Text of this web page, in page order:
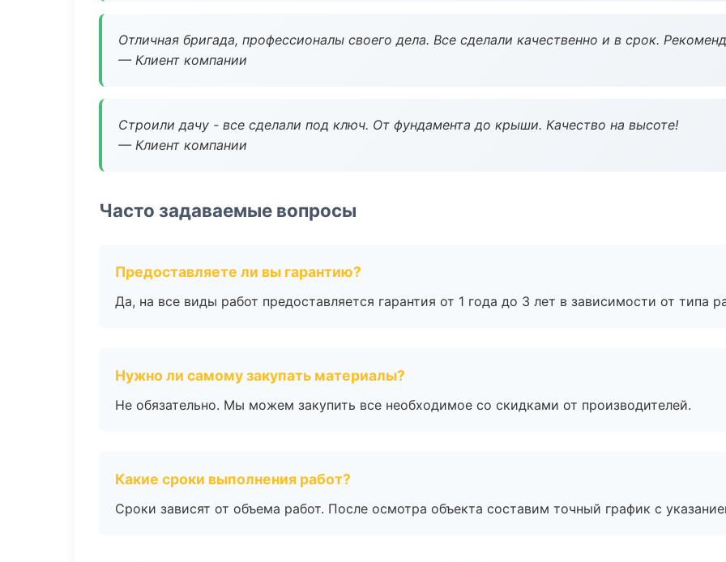
Отличная бригада, профессионалы своего дела. Все сделали качественно и в срок.
— Клиент компании
Строили дачу - все сделали под ключ. От фундамента до крыши. Качество на высоте!
— Клиент компании
Часто задаваемые вопросы
Предоставляете ли вы гарантию?
Да, на все виды работ предоставляется гарантия от 1 года до 3 лет в зависимости от типа
Нужно ли самому закупать материалы?
Не обязательно. Мы можем закупить все необходимое со скидками от производителей.
Какие сроки выполнения работ?
Сроки зависят от объема работ. После осмотра объекта составим точный график с